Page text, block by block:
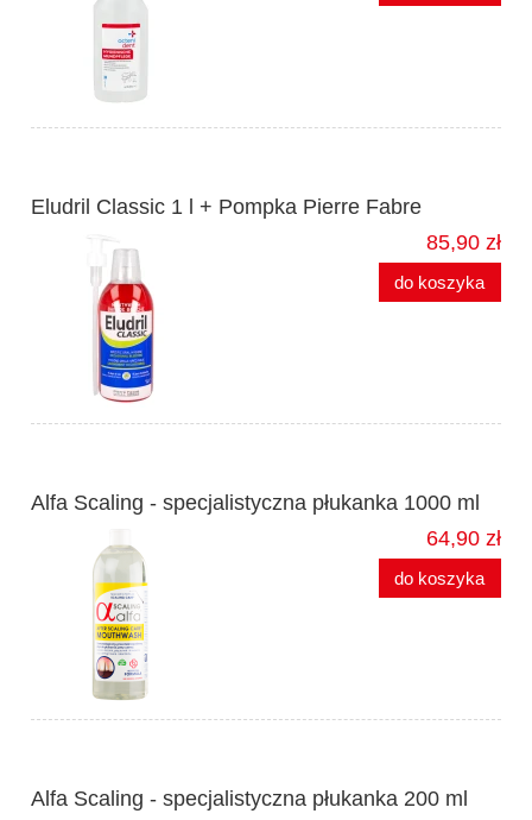
Eludril Classic 1 l + Pompka Pierre Fabre
85,90 zł
do koszyka
Alfa Scaling - specjalistyczna płukanka 1000 ml
64,90 zł
do koszyka
Alfa Scaling - specjalistyczna płukanka 200 ml